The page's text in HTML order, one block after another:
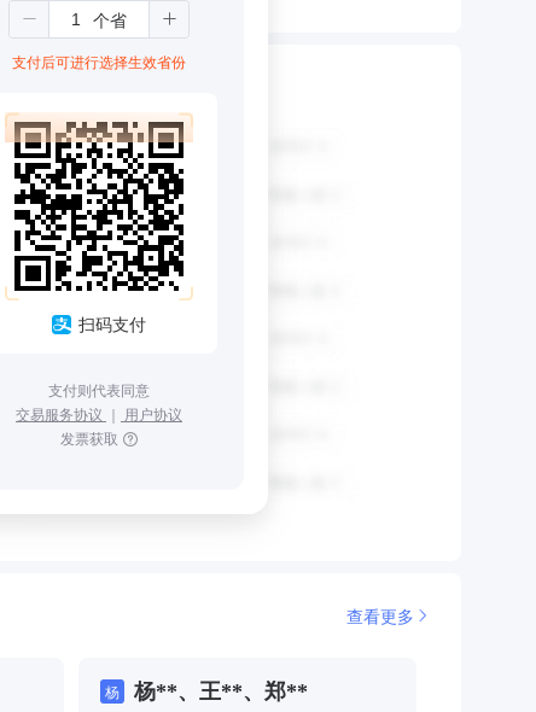
支付后可进行选择生效省份
扫码支付
支付则代表同意
交易服务协议 ｜ 用户协议
发票获取
查看更多
杨 杨**、王**、郑**